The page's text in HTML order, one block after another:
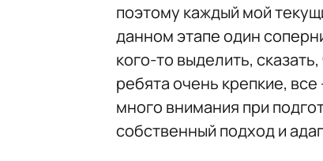
поэтому каждый мой
данном этапе один
кого-то выделить,
ребята очень крепкие,
много внимания при
собственный подход и